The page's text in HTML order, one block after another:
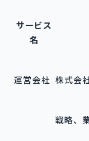
サービス
名
運営会社 株式会
戦略、